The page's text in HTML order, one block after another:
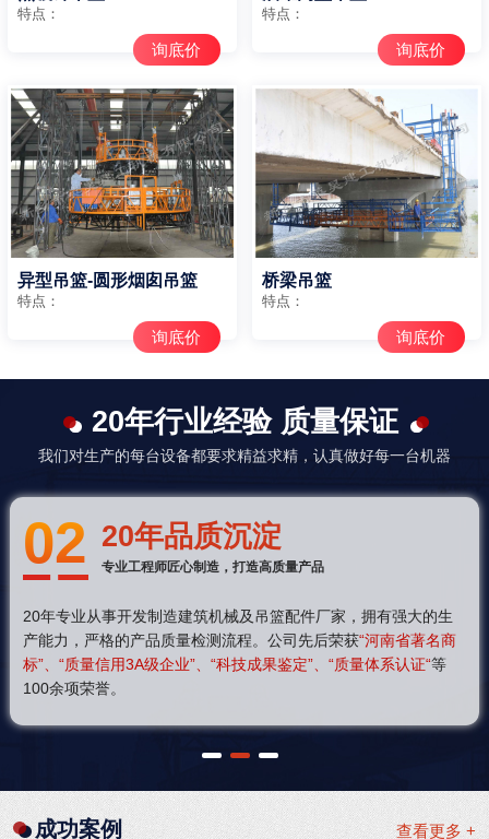
特点：
询底价
特点：
询底价
异型吊篮-圆形烟囱吊篮
特点：
询底价
桥梁吊篮
特点：
询底价
20年行业经验 质量保证
我们对生产的每台设备都要求精益求精，认真做好每一台机器
03 20年品质沉淀
专业工程师匠心制造，打造高质量产品
20年专业从事开发制造建筑机械及吊篮配件厂家，拥有强大的生
产能力，严格的产品质量检测流程。公司先后荣获“河南省著名商
标”、“质量信用3A级企业”、“科技成果鉴定”、“质量体系认证“等
100余项荣誉。
1 2 3
查看更多 +
成功案例